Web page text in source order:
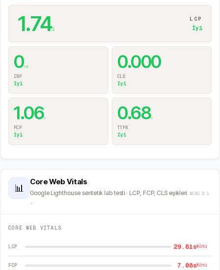
1.74s
LCP
İyi
0ms
INP
İyi
0.000
CLS
İyi
1.06s
FCP
İyi
0.68s
TTFB
İyi
📊
Core Web Vitals
Google Lighthouse sentetik lab testi · LCP, FCP, CLS eşikleri. WCAG 2.1
↗
CORE WEB VITALS
LCP 29.81sKötü
FCP 7.08sKötü